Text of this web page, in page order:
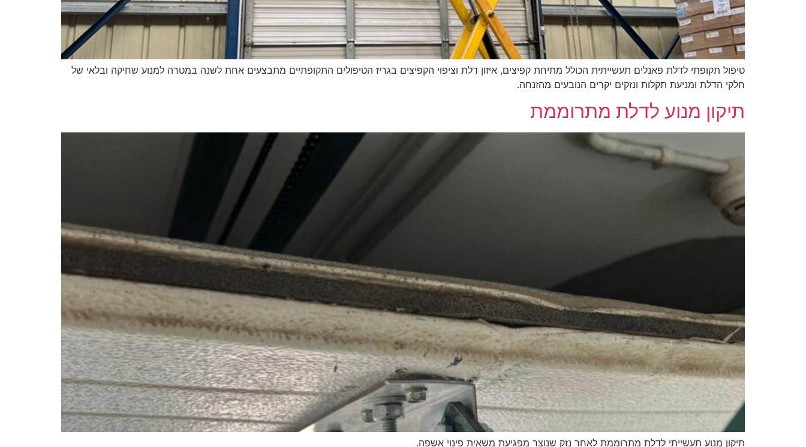
טיפול תקופתי לדלת פאנלים תעשייתית הכולל מתיחת קפיצים, איזון דלת וציפוי הקפיצים בגריז הטיפולים התקופתיים מתבצעים אחת לשנה במטרה למנוע שחיקה ובלאי של
חלקי הדלת ומניעת תקלות ונזקים יקרים הנובעים מהזנחה.
תיקון מנוע לדלת מתרוממת
תיקון מנוע תעשייתי לדלת מתרוממת לאחר נזק שנוצר מפגיעת משאית פינוי אשפה.